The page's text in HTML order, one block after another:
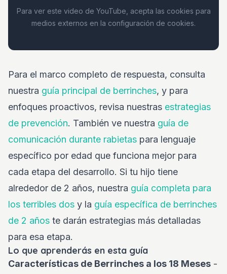
Para ver este video de YouTube, acepta las cookies para
medios externos en la configuración de cookies.
Para el marco completo de respuesta, consulta
nuestra guía principal de berrinches, y para
enfoques proactivos, revisa nuestras estrategias
de prevención. También ve nuestra guía de
comunicación durante rabietas para lenguaje
específico por edad que funciona mejor para
cada etapa del desarrollo. Si tu hijo tiene
alrededor de 2 años, nuestra guía completa para
los terribles dos y la guía específica de berrinches
de 2 años te darán estrategias más detalladas
para esa etapa.
Lo que aprenderás en esta guía
Características de Berrinches a los 18 Meses -